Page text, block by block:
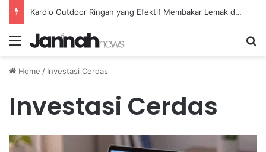
Kardio Outdoor Ringan yang Efektif Membakar Lemak dan Menyegarkan Tubuh Anda
Menu
Home / Investasi Cerdas
Investasi Cerdas